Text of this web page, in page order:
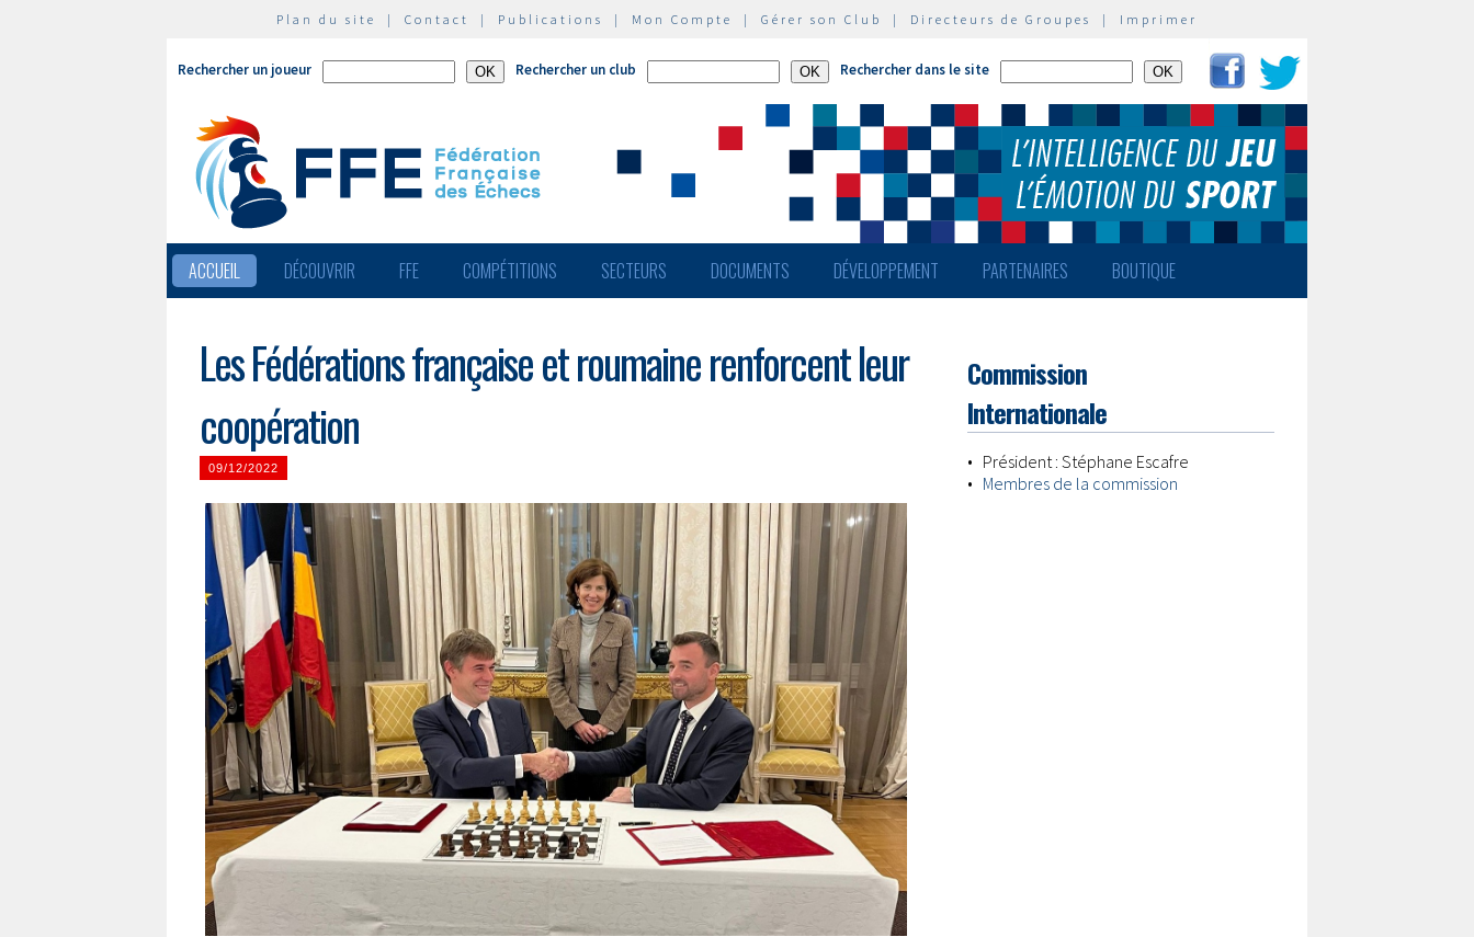
Plan du site | Contact | Publications | Mon Compte | Gérer son Club | Directeurs de Groupes | Imprimer
Rechercher un joueur Rechercher un club Rechercher dans le site
ACCUEIL DÉCOUVRIR FFE COMPÉTITIONS SECTEURS DOCUMENTS DÉVELOPPEMENT PARTENAIRES BOUTIQUE
Les Fédérations française et roumaine renforcent leur
coopération
09/12/2022
Commission
Internationale
• Président : Stéphane Escafre
• Membres de la commission